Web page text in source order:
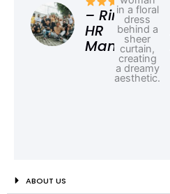
– Rina,
HR
Manager
ABOUT US